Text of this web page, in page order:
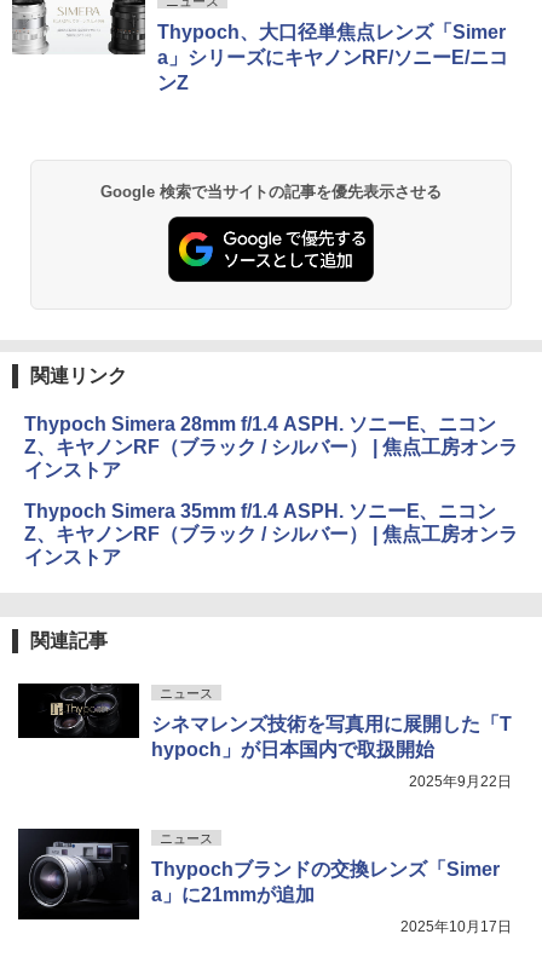
Thypoch、大口径単焦点レンズ「Simer
a」シリーズにキヤノンRF/ソニーE/ニコ
ンZ
Google 検索で当サイトの記事を優先表示させる
関連リンク
Thypoch Simera 28mm f/1.4 ASPH. ソニーE、ニコン
Z、キヤノンRF（ブラック / シルバー） | 焦点工房オンラ
インストア
Thypoch Simera 35mm f/1.4 ASPH. ソニーE、ニコン
Z、キヤノンRF（ブラック / シルバー） | 焦点工房オンラ
インストア
関連記事
ニュース
シネマレンズ技術を写真用に展開した「T
hypoch」が日本国内で取扱開始
2025年9月22日
ニュース
Thypochブランドの交換レンズ「Simer
a」に21mmが追加
2025年10月17日